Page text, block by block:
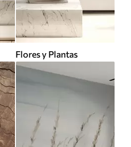
Flores y Plantas